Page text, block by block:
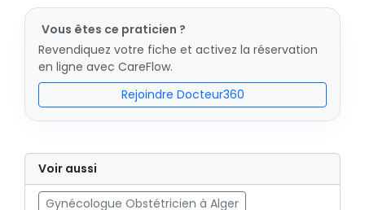
Vous êtes ce praticien ?
Revendiquez votre fiche et activez la réservation
en ligne avec CareFlow.
Rejoindre Docteur360
Voir aussi
Gynécologue Obstétricien à Alger